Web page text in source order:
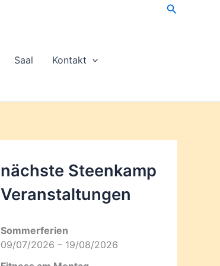
Suchen
Saal Kontakt
nächste Steenkamp
Veran­staltungen
Sommerferien
09/07/2026 – 19/08/2026